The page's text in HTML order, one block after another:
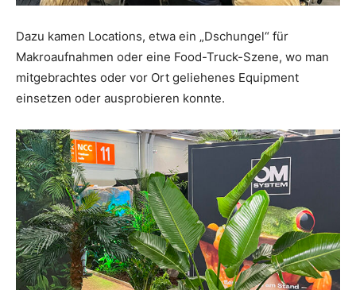
Dazu kamen Locations, etwa ein „Dschungel“ für
Makroaufnahmen oder eine Food-Truck-Szene, wo man
mitgebrachtes oder vor Ort geliehenes Equipment
einsetzen oder ausprobieren konnte.